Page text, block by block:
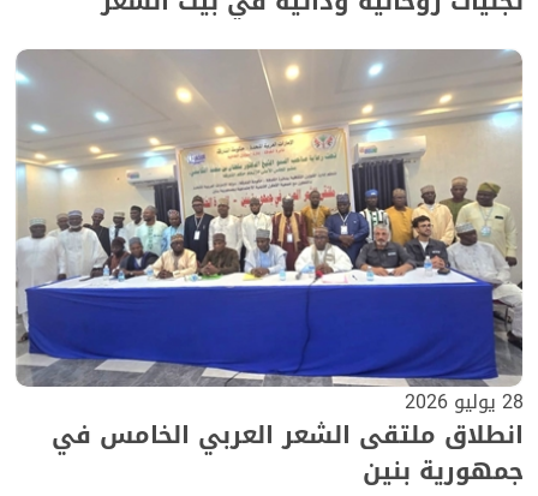
28 يوليو 2026
انطلاق ملتقى الشعر العربي الخامس في
جمهورية بنين